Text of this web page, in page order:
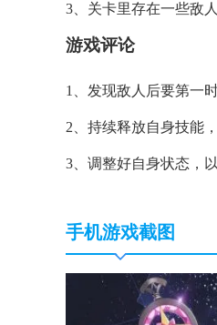
3、关卡里存在一些敌
游戏评论
1、发现敌人后要第一
2、持续释放自身技能
3、调整好自身状态，
手机游戏截图